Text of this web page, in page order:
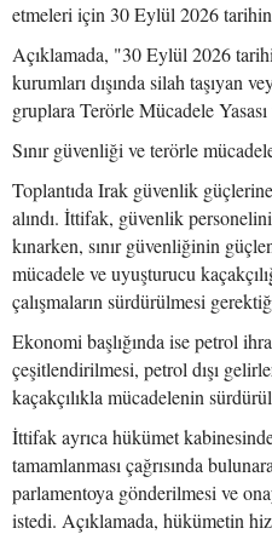
etmeleri için 30 Eylül 2026 tarihine
Açıklamada, "30 Eylül 2026
kurumları dışında silah taşıyan
gruplara Terörle Mücadele
Sınır güvenliği ve terörle
Toplantıda Irak güvenlik
alındı. İttifak, güvenlik
kınarken, sınır güvenliğinin
mücadele ve uyuşturucu
çalışmaların sürdürülmesi
Ekonomi başlığında ise petrol
çeşitlendirilmesi, petrol dışı
kaçakçılıkla mücadelenin
İttifak ayrıca hükümet
tamamlanması çağrısında
parlamentoya gönderilmesi ve
istedi. Açıklamada, hükümetin